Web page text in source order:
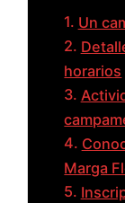
Un
horarios
Marga